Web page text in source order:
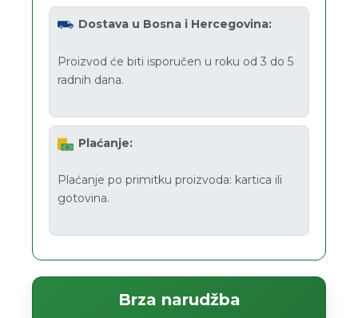
Dostava u Bosna i Hercegovina:
Proizvod će biti isporučen u roku od 3 do 5
radnih dana.
Plaćanje:
Plaćanje po primitku proizvoda: kartica ili
gotovina.
Brza narudžba